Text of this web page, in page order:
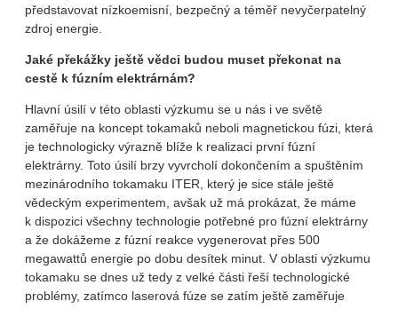
představovat nízkoemisní, bezpečný a téměř nevyčerpatelný
zdroj energie.
Jaké překážky ještě vědci budou muset překonat na
cestě k fúzním elektrárnám?
Hlavní úsilí v této oblasti výzkumu se u nás i ve světě
zaměřuje na koncept tokamaků neboli magnetickou fúzi, která
je technologicky výrazně blíže k realizaci první fúzní
elektrárny. Toto úsilí brzy vyvrcholí dokončením a spuštěním
mezinárodního tokamaku ITER, který je sice stále ještě
vědeckým experimentem, avšak už má prokázat, že máme
k dispozici všechny technologie potřebné pro fúzní elektrárny
a že dokážeme z fúzní reakce vygenerovat přes 500
megawattů energie po dobu desítek minut. V oblasti výzkumu
tokamaku se dnes už tedy z velké části řeší technologické
problémy, zatímco laserová fúze se zatím ještě zaměřuje